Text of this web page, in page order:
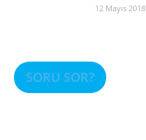
12 Mayıs 2018
SORU SOR?